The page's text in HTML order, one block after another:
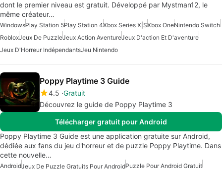
dont le premier niveau est gratuit. Développé par Mystman12, le
même créateur…
WindowsPlay Station 5Play Station 4Xbox Series X|SXbox OneNintendo Switch
RobloxJeux De PuzzleJeux Action AventureJeux D'action Et D'aventure
Jeux D'Horreur IndépendantsJeu Nintendo
Poppy Playtime 3 Guide
4.5 Gratuit
Découvrez le guide de Poppy Playtime 3
Télécharger gratuit pour Android
Poppy Playtime 3 Guide est une application gratuite sur Android,
dédiée aux fans du jeu d'horreur et de puzzle Poppy Playtime. Dans
cette nouvelle…
AndroidJeux De Puzzle Gratuits Pour AndroidPuzzle Pour Android Gratuit